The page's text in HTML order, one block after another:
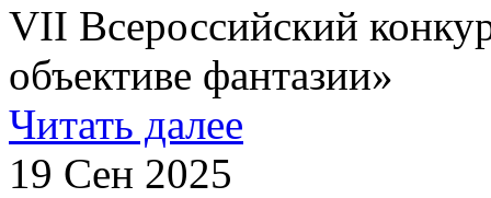
VII Всероссийский
объективе фантазии»
Читать далее
19 Сен 2025